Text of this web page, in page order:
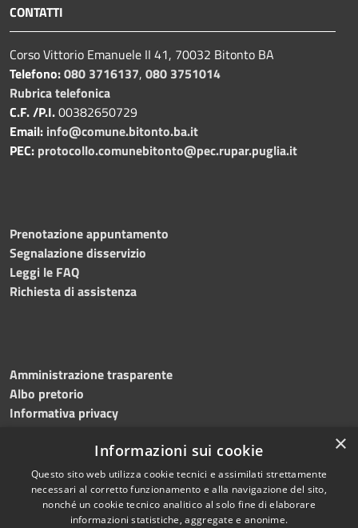
CONTATTI
Corso Vittorio Emanuele II 41, 70032 Bitonto BA
Telefono:080 3716137, 080 3751014
Rubrica telefonica
C.F. /P.I.00382650729
Email: info@comune.bitonto.ba.it
PEC: protocollo.comunebitonto@pec.rupar.puglia.it
Prenotazione appuntamento
Segnalazione disservizio
Leggi le FAQ
Richiesta di assistenza
Amministrazione trasparente
Albo pretorio
Informativa privacy
Dichiarazione di accessibilità Meccanismo di feedback ×
Informazioni sui cookie
Questo sito web utilizza cookie tecnici e assimilati strettamente
necessari al corretto funzionamento e alla navigazione del sito,
nonché un cookie tecnico analitico al solo fine di elaborare
informazioni statistiche, aggregate e anonime.